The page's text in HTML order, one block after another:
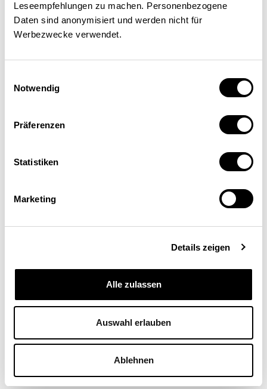
Leseempfehlungen zu machen. Personenbezogene
Daten sind anonymisiert und werden nicht für
Werbezwecke verwendet.
Notwendig
Präferenzen
Statistiken
Marketing
Details zeigen
Alle zulassen
Auswahl erlauben
Ablehnen
Professorin für Nationalökonomie, Leiterin des
Zürich
Schweizerische
Eidgenossenschaft
Confédération suisse
Confederazione Svizzera
Confederaziun svizra